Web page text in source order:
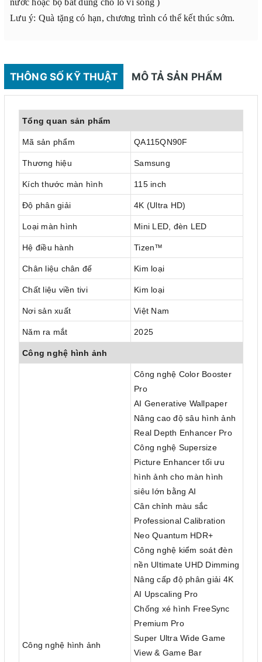
nước hoặc bộ bát dùng cho lò vi sóng )
Lưu ý: Quà tặng có hạn, chương trình có thể kết thúc sớm.
THÔNG SỐ KỸ THUẬT MÔ TẢ SẢN PHẨM
Tổng quan sản phẩm
Mã sản phẩm QA115QN90F
Thương hiệu Samsung
Kích thước màn hình 115 inch
Độ phân giải 4K (Ultra HD)
Loại màn hình Mini LED, đèn LED
Hệ điều hành Tizen™
Chân liệu chân đế Kim loại
Chất liệu viền tivi Kim loại
Nơi sản xuất Việt Nam
Năm ra mắt 2025
Công nghệ hình ảnh
Công nghệ hình ảnh
Công nghệ Color Booster
Pro
AI Generative Wallpaper
Nâng cao độ sâu hình ảnh
Real Depth Enhancer Pro
Công nghệ Supersize
Picture Enhancer tối ưu
hình ảnh cho màn hình
siêu lớn bằng AI
Cân chỉnh màu sắc
Professional Calibration
Neo Quantum HDR+
Công nghệ kiểm soát đèn
nền Ultimate UHD Dimming
Nâng cấp độ phân giải 4K
AI Upscaling Pro
Chống xé hình FreeSync
Premium Pro
Super Ultra Wide Game
View & Game Bar